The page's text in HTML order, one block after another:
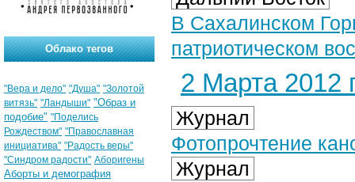
В Сахалинском
патриотическом
2 Марта 2012
Журнал
Фотопрочтение
Журнал
Облако тегов
"Вера и дело" "Душа" "Золотой
витязь" "Ландыши" "Образ и
подобие" "Поделись
Рождеством" "Православная
инициатива" "Радость веры"
"Синдром радости" Аборигены
Аборты и демография